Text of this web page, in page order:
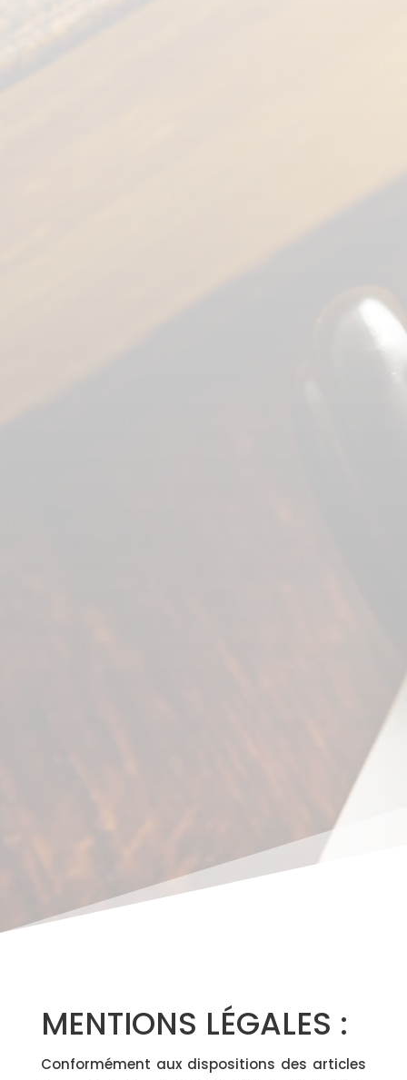
MENTIONS LÉGALES :
Conformément aux dispositions des articles